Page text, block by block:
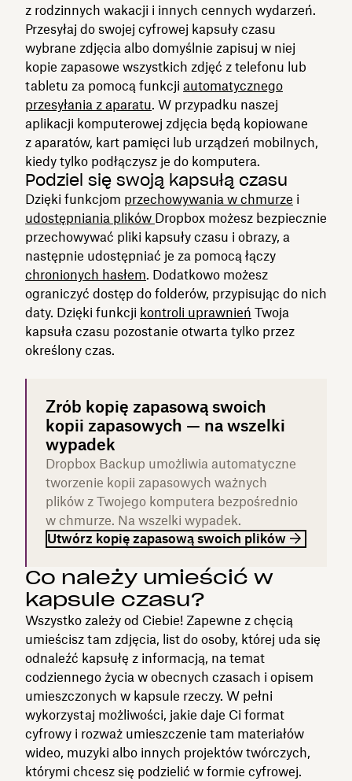
z rodzinnych wakacji i innych cennych wydarzeń.
Przesyłaj do swojej cyfrowej kapsuły czasu
wybrane zdjęcia albo domyślnie zapisuj w niej
kopie zapasowe wszystkich zdjęć z telefonu lub
tabletu za pomocą funkcji automatycznego
przesyłania z aparatu. W przypadku naszej
aplikacji komputerowej zdjęcia będą kopiowane
z aparatów, kart pamięci lub urządzeń mobilnych,
kiedy tylko podłączysz je do komputera.
Podziel się swoją kapsułą czasu
Dzięki funkcjom przechowywania w chmurze i
udostępniania plików Dropbox możesz bezpiecznie
przechowywać pliki kapsuły czasu i obrazy, a
następnie udostępniać je za pomocą łączy
chronionych hasłem. Dodatkowo możesz
ograniczyć dostęp do folderów, przypisując do nich
daty. Dzięki funkcji kontroli uprawnień Twoja
kapsuła czasu pozostanie otwarta tylko przez
określony czas.
Zrób kopię zapasową swoich
kopii zapasowych — na wszelki
wypadek
Dropbox Backup umożliwia automatyczne
tworzenie kopii zapasowych ważnych
plików z Twojego komputera bezpośrednio
w chmurze. Na wszelki wypadek.
Utwórz kopię zapasową swoich plików
Co należy umieścić w
kapsule czasu?
Wszystko zależy od Ciebie! Zapewne z chęcią
umieścisz tam zdjęcia, list do osoby, której uda się
odnaleźć kapsułę z informacją, na temat
codziennego życia w obecnych czasach i opisem
umieszczonych w kapsule rzeczy. W pełni
wykorzystaj możliwości, jakie daje Ci format
cyfrowy i rozważ umieszczenie tam materiałów
wideo, muzyki albo innych projektów twórczych,
którymi chcesz się podzielić w formie cyfrowej.